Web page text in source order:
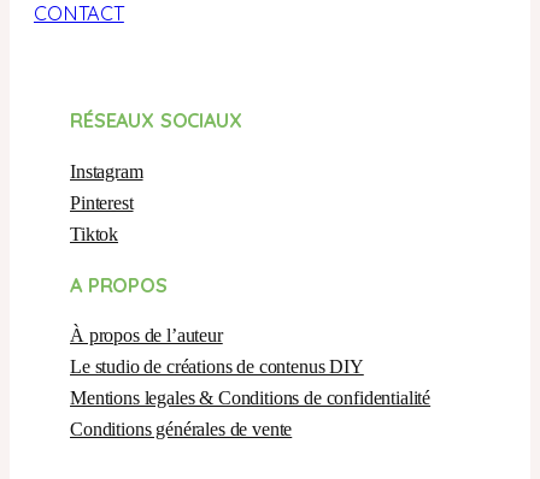
CONTACT
RÉSEAUX SOCIAUX
Instagram
Pinterest
Tiktok
A PROPOS
À propos de l’auteur
Le studio de créations de contenus DIY
Mentions legales & Conditions de confidentialité
Conditions générales de vente